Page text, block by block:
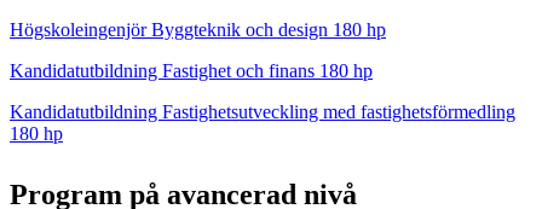
Högskoleingenjör Byggteknik och design 180 hp
Kandidatutbildning Fastighet och finans 180 hp
Kandidatutbildning Fastighetsutveckling med fastighetsförmedling
180 hp
Program på avancerad nivå